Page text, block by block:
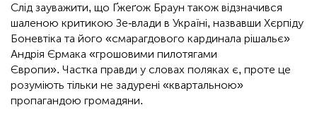
Слід зауважити, що Ґжеґож Браун також відзначився
шаленою критикою Зе-влади в Україні, назвавши Хєрпіду
Боневтіка та його «смарагдового кардинала рішальє»
Андрія Єрмака «грошовими пилотягами
Європи». Частка правди у словах поляках є, проте це
розуміють тільки не задурені «квартальною»
пропагандою громадяни.